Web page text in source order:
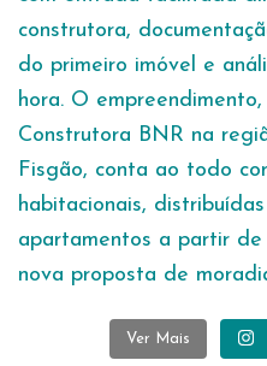
Ver Mais